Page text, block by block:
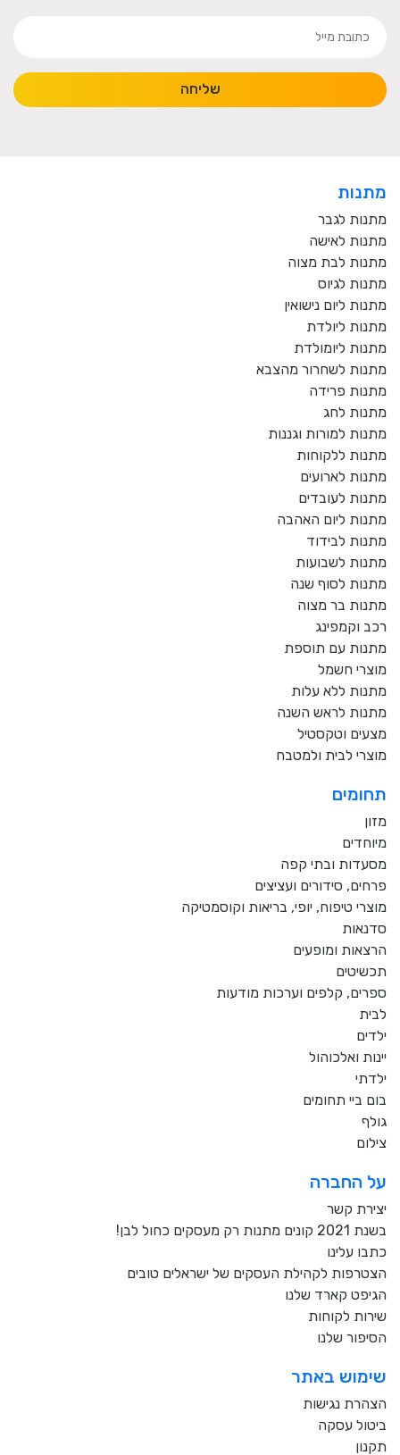
שליחה
מתנות
מתנות לגבר
מתנות לאישה
מתנות לבת מצוה
מתנות לגיוס
מתנות ליום נישואין
מתנות ליולדת
מתנות ליומולדת
מתנות לשחרור מהצבא
מתנות פרידה
מתנות לחג
מתנות למורות וגננות
מתנות ללקוחות
מתנות לארועים
מתנות לעובדים
מתנות ליום האהבה
מתנות לבידוד
מתנות לשבועות
מתנות לסוף שנה
מתנות בר מצוה
רכב וקמפינג
מתנות עם תוספת
מוצרי חשמל
מתנות ללא עלות
מתנות לראש השנה
מצעים וטקסטיל
מוצרי לבית ולמטבח
תחומים
מזון
מיוחדים
מסעדות ובתי קפה
פרחים, סידורים ועציצים
מוצרי טיפוח, יופי, בריאות וקוסמטיקה
סדנאות
הרצאות ומופעים
תכשיטים
ספרים, קלפים וערכות מודעות
לבית
ילדים
יינות ואלכוהול
ילדתי
בום ביי תחומים
גולף
צילום
על החברה
יצירת קשר
בשנת 2021 קונים מתנות רק מעסקים כחול לבן!
כתבו עלינו
הצטרפות לקהילת העסקים של ישראלים טובים
הגיפט קארד שלנו
שירות לקוחות
הסיפור שלנו
שימוש באתר
הצהרת נגישות
ביטול עסקה
תקנון